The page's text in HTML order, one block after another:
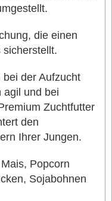
die einen
sicherstellt.
der Aufzucht
agil und bei
Zuchtfutter
den
Ihrer Jungen.
Popcorn
Sojabohnen